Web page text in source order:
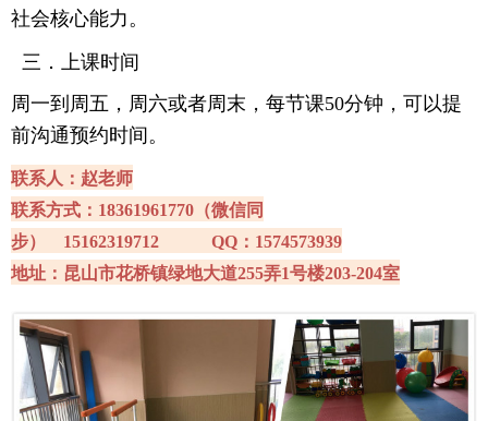
社会核心能力。
三．上课时间
周一到周五，周六或者周末，每节课50分钟，可以提
前沟通预约时间。
联系人：赵老师
联系方式： 18361961770 （微信同
步） 15162319712 QQ ： 1574573939
地址：昆山市花桥镇绿地大道255弄1号楼203-204室